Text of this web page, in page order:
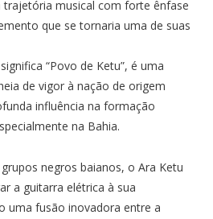
trajetória musical com forte ênfase
que se tornaria uma de suas
“Povo de Ketu”, é uma
de vigor à nação de origem
influência na formação
na Bahia.
negros baianos, o Ara Ketu
a guitarra elétrica à sua
uma fusão inovadora entre a